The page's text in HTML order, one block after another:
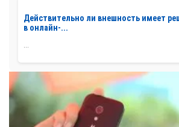
Действительно ли внешность имеет
в онлайн-...